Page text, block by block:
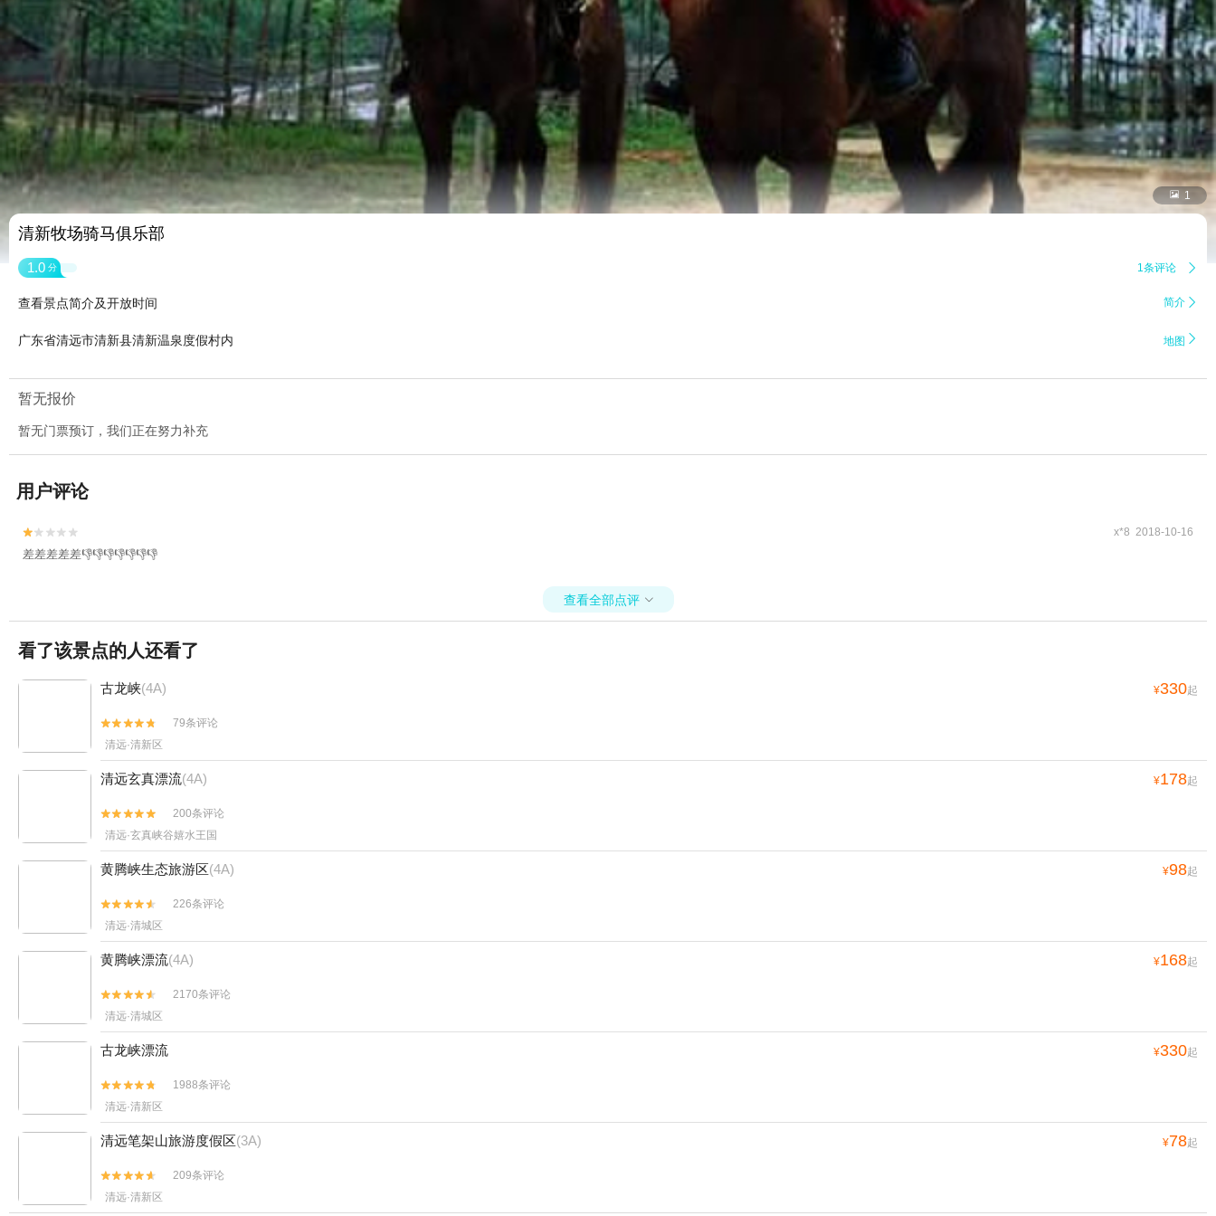
 1
清新牧场骑马俱乐部
1.0 分 1条评论 
查看景点简介及开放时间 简介 
广东省清远市清新县清新温泉度假村内 地图 
暂无报价
暂无门票预订，我们正在努力补充
用户评论

 x*8 2018-10-16
差差差差差👎👎👎👎👎👎👎
查看全部点评 
看了该景点的人还看了
古龙峡(4A) ¥330起


79条评论
清远·清新区
清远玄真漂流(4A) ¥178起


200条评论
清远·玄真峡谷嬉水王国
黄腾峡生态旅游区(4A) ¥98起


226条评论
清远·清城区
黄腾峡漂流(4A) ¥168起


2170条评论
清远·清城区
古龙峡漂流 ¥330起


1988条评论
清远·清新区
清远笔架山旅游度假区(3A) ¥78起


209条评论
清远·清新区